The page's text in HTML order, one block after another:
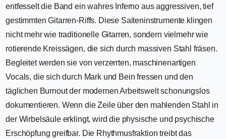
entfesselt die Band ein wahres Inferno aus aggressiven, tief
gestimmten Gitarren-Riffs. Diese Saiteninstrumente klingen
nicht mehr wie traditionelle Gitarren, sondern vielmehr wie
rotierende Kreissägen, die sich durch massiven Stahl fräsen.
Begleitet werden sie von verzerrten, maschinenartigen
Vocals, die sich durch Mark und Bein fressen und den
täglichen Burnout der modernen Arbeitswelt schonungslos
dokumentieren. Wenn die Zeile über den mahlenden Stahl in
der Wirbelsäule erklingt, wird die physische und psychische
Erschöpfung greifbar. Die Rhythmusfraktion treibt das